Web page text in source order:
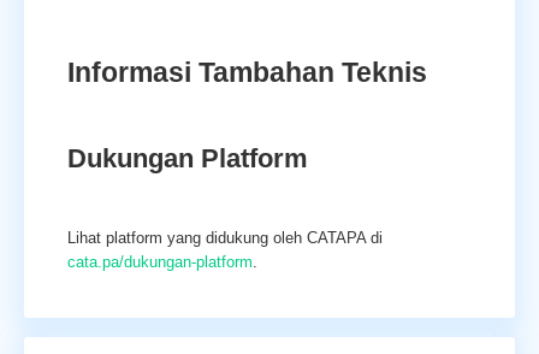
Informasi Tambahan Teknis
Dukungan Platform
Lihat platform yang didukung oleh CATAPA di
cata.pa/dukungan-platform.